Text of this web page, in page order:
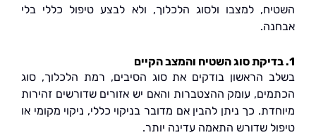
למצבו ולסוג הלכלוך, ולא לבצע טיפול כללי בלי
הראשון בודקים את סוג הסיבים, רמת הלכלוך, סוג
עומק ההצטברות והאם יש אזורים שדורשים זהירות
כך ניתן להבין אם מדובר בניקוי כללי, ניקוי מקומי או
שדורש התאמה עדינה יותר.